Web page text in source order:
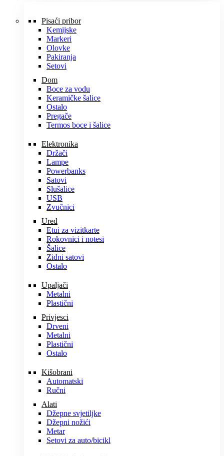
Pisaći pribor
Kemijske
Markeri
Olovke
Pakiranja
Setovi
Dom
Boce za vodu
Keramičke šalice
Ostalo
Pregače
Termos boce i šalice
Elektronika
Držači
Lampe
Powerbanks
Satovi
Slušalice
USB
Zvučnici
Ured
Etui za vizitkarte
Rokovnici i notesi
Šalice
Zidni satovi
Ostalo
Upaljači
Metalni
Plastični
Privjesci
Drveni
Metalni
Plastični
Ostalo
Kišobrani
Automatski
Ručni
Alati
Džepne svjetiljke
Džepni nožići
Metar
Setovi za auto/bicikl